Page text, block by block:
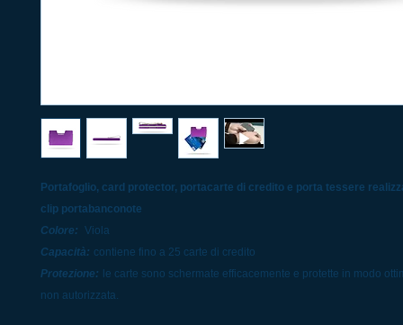
Portafoglio, card protector, portacarte di credito e porta tessere
clip portabanconote
Colore: Viola
Capacità: contiene fino a 25 carte di credito
Protezione:
le carte sono schermate efficacemente e protette in modo
non autorizzata.